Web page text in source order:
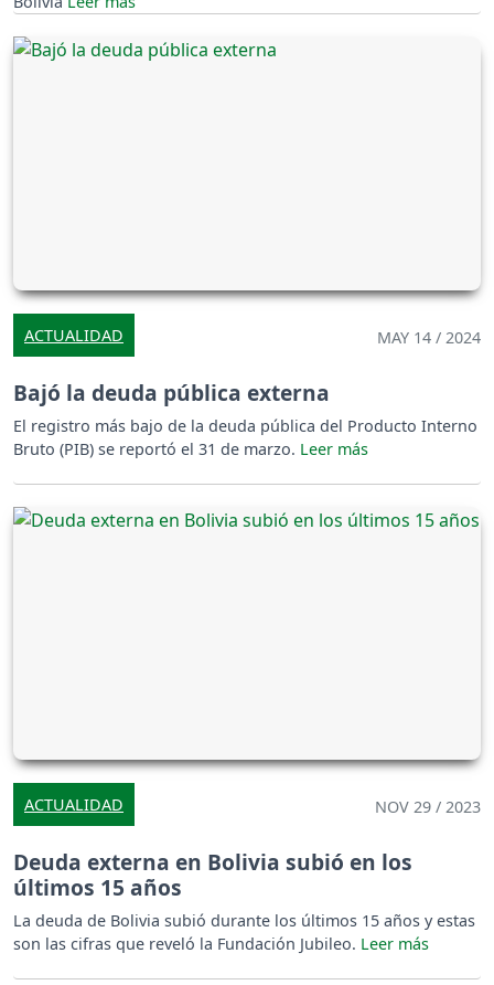
ACTUALIDAD MAY 14 / 2024
Bajó la deuda pública externa
El registro más bajo de la deuda pública del Producto Interno
Bruto (PIB) se reportó el 31 de marzo.
ACTUALIDAD NOV 29 / 2023
Deuda externa en Bolivia subió en los
últimos 15 años
La deuda de Bolivia subió durante los últimos 15 años y estas
son las cifras que reveló la Fundación Jubileo.